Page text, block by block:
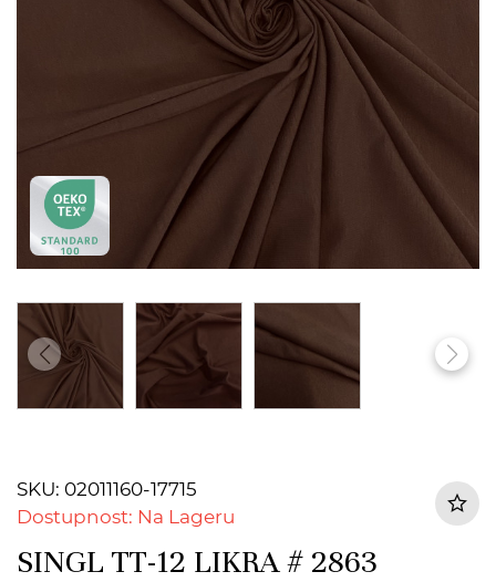
SKU: 02011160-17715
Dostupnost: Na Lageru
SINGL TT-12 LIKRA # 2863